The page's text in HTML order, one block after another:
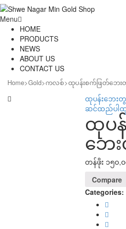
Menu
HOME
PRODUCTS
NEWS
ABOUT US
CONTACT US
Home>Gold>ကလစ်>ထုပန်းစက်ဖြတ်ဘေ
ထုပန်းဘေး
ဆင်ထည်ပါ
ထုပ
ဘေ
တန်ဖိုး ၁၅၀,
Compare
Categories: